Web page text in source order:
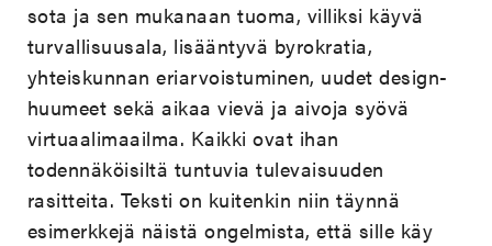
sota ja sen mukanaan tuoma, villiksi käyvä
turvallisuusala, lisääntyvä byrokratia,
yhteiskunnan eriarvoistuminen, uudet design-
huumeet sekä aikaa vievä ja aivoja syövä
virtuaalimaailma. Kaikki ovat ihan
todennäköisiltä tuntuvia tulevaisuuden
rasitteita. Teksti on kuitenkin niin täynnä
esimerkkejä näistä ongelmista, että sille käy